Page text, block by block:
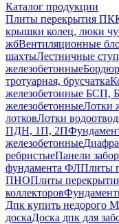
Каталог продукции
Плиты перекрытия ПК
крышки колец, люки
жбВентиляционные
шахтыЛестничные
железобетонные
тротуарная, брусчатка
железобетонные БСП,
железобетонныеЛотки
лотковЛотки
ПДН, 1П, 2П
железобетонные
ребристыеПанели
фундамента ФЛПлиты
ПНОПлиты
коллекторов
Дпк купить недорого
доскаДоска дпк для